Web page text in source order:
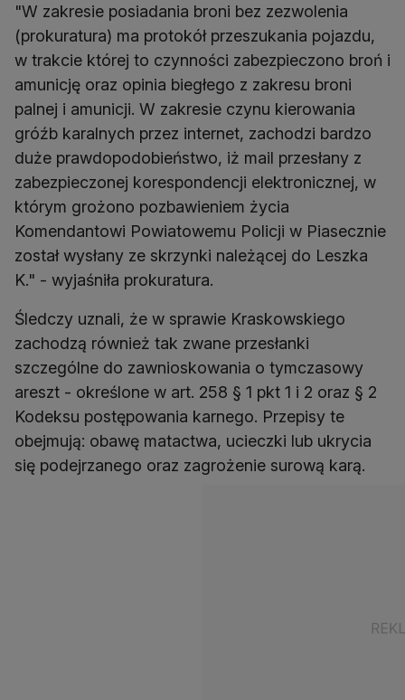
"W zakresie posiadania broni bez zezwolenia
(prokuratura) ma protokół przeszukania pojazdu,
w trakcie której to czynności zabezpieczono broń i
amunicję oraz opinia biegłego z zakresu broni
palnej i amunicji. W zakresie czynu kierowania
gróźb karalnych przez internet, zachodzi bardzo
duże prawdopodobieństwo, iż mail przesłany z
zabezpieczonej korespondencji elektronicznej, w
którym grożono pozbawieniem życia
Komendantowi Powiatowemu Policji w Piasecznie
został wysłany ze skrzynki należącej do Leszka
K." - wyjaśniła prokuratura.
Śledczy uznali, że w sprawie Kraskowskiego
zachodzą również tak zwane przesłanki
szczególne do zawnioskowania o tymczasowy
areszt - określone w art. 258 § 1 pkt 1 i 2 oraz § 2
Kodeksu postępowania karnego. Przepisy te
obejmują: obawę matactwa, ucieczki lub ukrycia
się podejrzanego oraz zagrożenie surową karą.